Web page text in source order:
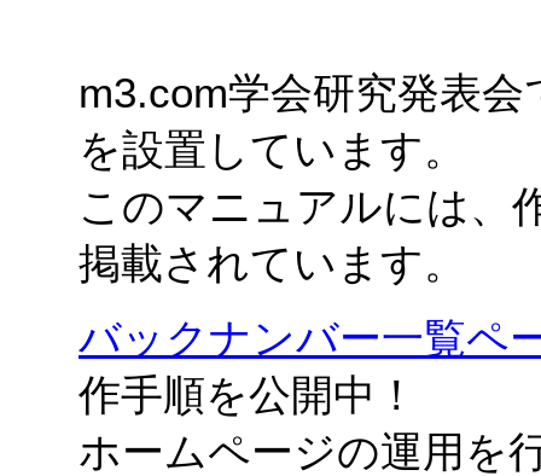
m3.com学会研究発表
を設置しています。
このマニュアルには、
掲載されています。
バックナンバー一覧ペ
作手順を公開中！
ホームページの運用を